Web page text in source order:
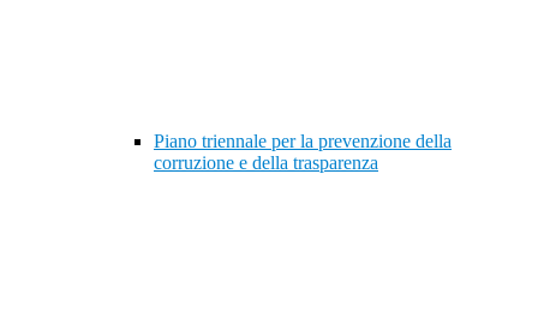
Piano triennale per la prevenzione della
corruzione e della trasparenza